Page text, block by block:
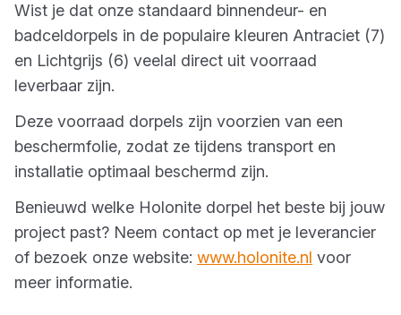
Wist je dat onze standaard binnendeur- en
badceldorpels in de populaire kleuren Antraciet (7)
en Lichtgrijs (6) veelal direct uit voorraad
leverbaar zijn.
Deze voorraad dorpels zijn voorzien van een
beschermfolie, zodat ze tijdens transport en
installatie optimaal beschermd zijn.
Benieuwd welke Holonite dorpel het beste bij jouw
project past? Neem contact op met je leverancier
of bezoek onze website: www.holonite.nl voor
meer informatie.